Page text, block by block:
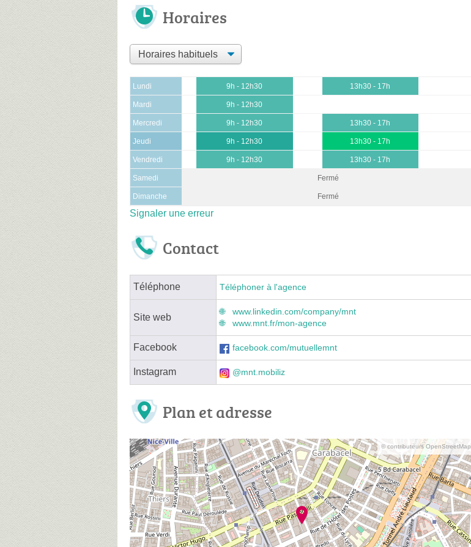
Horaires
Lundi 9h - 12h30 13h30 - 17h
Mardi 9h - 12h30
Mercredi 9h - 12h30 13h30 - 17h
Jeudi 9h - 12h30 13h30 - 17h
Vendredi 9h - 12h30 13h30 - 17h
Samedi Fermé
Dimanche Fermé
Signaler une erreur
Contact
Téléphone Téléphoner à l'agence
Site web
www.linkedin.com/company/mnt
www.mnt.fr/mon-agence
Facebook facebook.com/mutuellemnt
Instagram @mnt.mobiliz
Plan et adresse
© contributeurs OpenStreetMap